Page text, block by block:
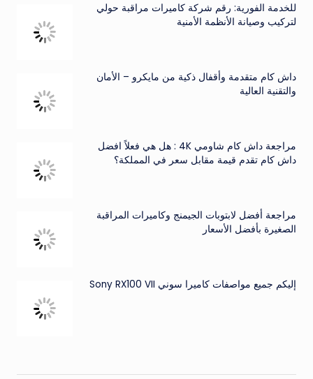
للخدمة الفورية: رقم شركة كاميرات مراقبة حولي
لتركيب وصيانة الأنظمة الأمنية
داش كام متقدمة وأقفال ذكية من مايكرو – الأمان
والتقنية العالية
مراجعة داش كام شاومي 4K : هل هي فعلاً افضل
داش كام تقدم قيمة مقابل سعر في المملكة؟
مراجعة أفضل لابتوبات الجيمنج وكاميرات المراقبة
الصغيرة بأفضل الأسعار
إليكم جميع مواصفات كاميرا سوني Sony RX100 VII